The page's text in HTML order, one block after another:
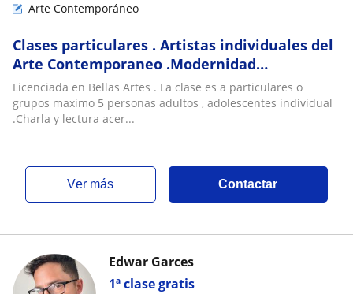
Arte Contemporáneo
Clases particulares . Artistas individuales del
Arte Contemporaneo .Modernidad
.Posmodernidad
Licenciada en Bellas Artes . La clase es a particulares o
grupos maximo 5 personas adultos , adolescentes individual
.Charla y lectura acer...
ver más Contactar
1ª clase gratis
Edwar Garces